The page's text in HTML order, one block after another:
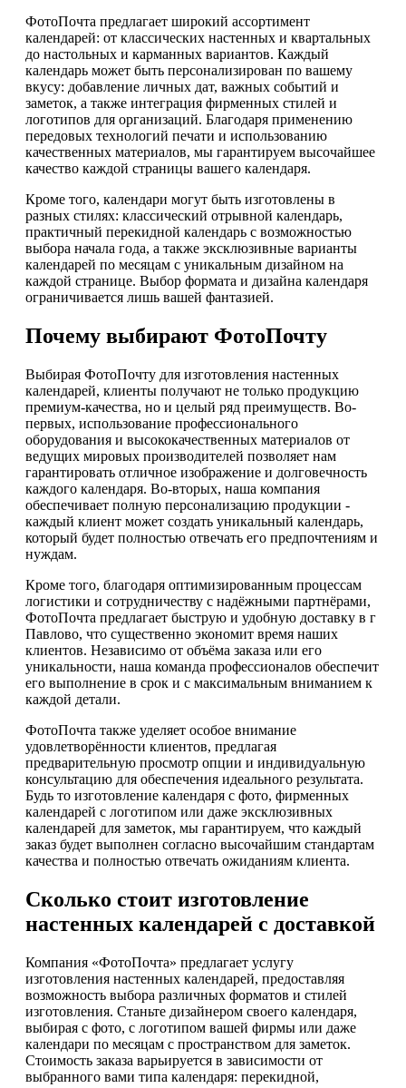
ФотоПочта предлагает широкий ассортимент
календарей: от классических настенных и квартальных
до настольных и карманных вариантов. Каждый
календарь может быть персонализирован по вашему
вкусу: добавление личных дат, важных событий и
заметок, а также интеграция фирменных стилей и
логотипов для организаций. Благодаря применению
передовых технологий печати и использованию
качественных материалов, мы гарантируем высочайшее
качество каждой страницы вашего календаря.
Кроме того, календари могут быть изготовлены в
разных стилях: классический отрывной календарь,
практичный перекидной календарь с возможностью
выбора начала года, а также эксклюзивные варианты
календарей по месяцам с уникальным дизайном на
каждой странице. Выбор формата и дизайна календаря
ограничивается лишь вашей фантазией.
Почему выбирают ФотоПочту
Выбирая ФотоПочту для изготовления настенных
календарей, клиенты получают не только продукцию
премиум-качества, но и целый ряд преимуществ. Во-
первых, использование профессионального
оборудования и высококачественных материалов от
ведущих мировых производителей позволяет нам
гарантировать отличное изображение и долговечность
каждого календаря. Во-вторых, наша компания
обеспечивает полную персонализацию продукции -
каждый клиент может создать уникальный календарь,
который будет полностью отвечать его предпочтениям и
нуждам.
Кроме того, благодаря оптимизированным процессам
логистики и сотрудничеству с надёжными партнёрами,
ФотоПочта предлагает быструю и удобную доставку в г
Павлово, что существенно экономит время наших
клиентов. Независимо от объёма заказа или его
уникальности, наша команда профессионалов обеспечит
его выполнение в срок и с максимальным вниманием к
каждой детали.
ФотоПочта также уделяет особое внимание
удовлетворённости клиентов, предлагая
предварительную просмотр опции и индивидуальную
консультацию для обеспечения идеального результата.
Будь то изготовление календаря с фото, фирменных
календарей с логотипом или даже эксклюзивных
календарей для заметок, мы гарантируем, что каждый
заказ будет выполнен согласно высочайшим стандартам
качества и полностью отвечать ожиданиям клиента.
Сколько стоит изготовление
настенных календарей с доставкой
Компания «ФотоПочта» предлагает услугу
изготовления настенных календарей, предоставляя
возможность выбора различных форматов и стилей
изготовления. Станьте дизайнером своего календаря,
выбирая с фото, с логотипом вашей фирмы или даже
календари по месяцам с пространством для заметок.
Стоимость заказа варьируется в зависимости от
выбранного вами типа календаря: перекидной,